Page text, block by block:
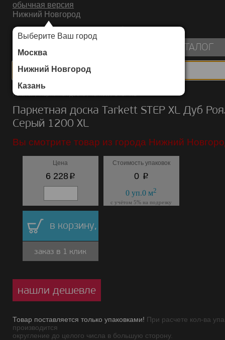
обычная версия
Нижний Новгород
Выберите Ваш город
Москва
Нижний Новгород
Казань
ИНТЕРНЕТ-МАГАЗИН НАПОЛЬНЫХ ПОКРЫТИЙ
КАТАЛОГ
Каталог/Паркетная доска/Tarkett/STEP XL
Паркетная доска Tarkett STEP XL Дуб
Серый 1200 ХL
Вы смотрите товар из города Нижний
Цена
6 228p
Стоимость упаковок
0 p
0 уп.0 м2
с учётом 5% на подрезку
в корзину,
заказ в 1 клик
нашли дешевле
Товар поставляется только упаковками! При расчете кол-ва
производится
округление до целого числа в большую сторону.